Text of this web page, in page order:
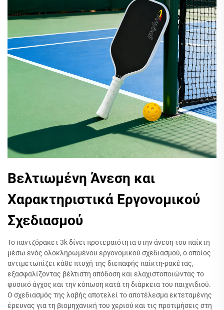
Βελτιωμένη Άνεση και
Χαρακτηριστικά Εργονομικού
Σχεδιασμού
Το παντζόρακετ 3k δίνει προτεραιότητα στην άνεση του παίκτη
μέσω ενός ολοκληρωμένου εργονομικού σχεδιασμού, ο οποίος
αντιμετωπίζει κάθε πτυχή της διεπαφής παίκτη-ρακέτας,
εξασφαλίζοντας βέλτιστη απόδοση και ελαχιστοποιώντας το
φυσικό άγχος και την κόπωση κατά τη διάρκεια του παιχνιδιού.
Ο σχεδιασμός της λαβής αποτελεί το αποτέλεσμα εκτεταμένης
έρευνας για τη βιομηχανική του χεριού και τις προτιμήσεις στη